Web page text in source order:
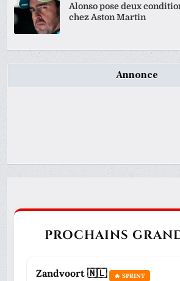
Alonso pose deux
chez Aston Martin
Annonce
PROCHAINS
Zandvoort 🇳🇱 🔥 SPRINT